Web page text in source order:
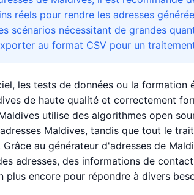
réels pour rendre les adresses
scénarios nécessitant de grandes
au format CSV pour un
les tests de données ou la formation
de haute qualité et correctement
utilise des algorithmes open
Maldives, tandis que tout le
au générateur d'adresses de
adresses, des informations de
plus encore pour répondre à divers